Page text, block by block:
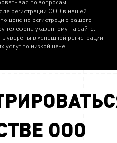
вас по вопросам
регистрации ООО в нашей
цене на регистрацию вашего
телефона указанному на сайте.
уверены в успешной регистрации
услуг по низкой цене
ООО